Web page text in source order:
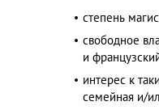
степень
свободное
и
интерес к
семейная и/